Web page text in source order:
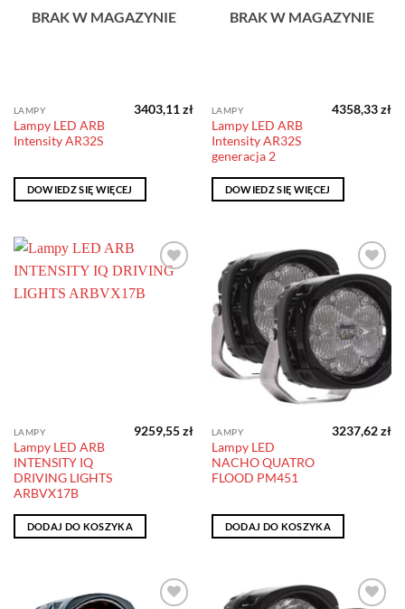
BRAK W MAGAZYNIE
LAMPY
Lampy LED ARB
Intensity AR32S
3403,11zł
DOWIEDZ SIĘ WIĘCEJ
BRAK W MAGAZYNIE
LAMPY
Lampy LED ARB
Intensity AR32S
generacja 2
4358,33zł
DOWIEDZ SIĘ WIĘCEJ
obserwowanych
LAMPY
Lampy LED ARB
INTENSITY IQ
DRIVING LIGHTS
ARBVX17B
9259,55zł
DODAJ DO KOSZYKA
Dodaj do
obserwowanych
LAMPY
Lampy LED
NACHO QUATRO
FLOOD PM451
3237,62zł
DODAJ DO KOSZYKA